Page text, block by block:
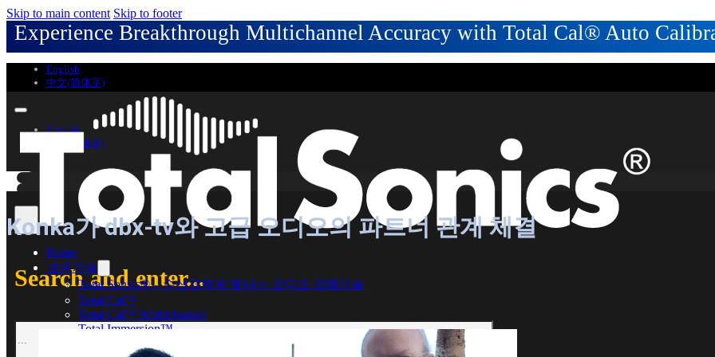
Skip to main content Skip to footer
Experience Breakthrough Multichannel Accuracy with Total Cal® Auto
English
中文(简体字)
English
中文(简体字)
Search and enter...
Search
Home
보유기술
Total Sonics® – 수상경력에 빛나는 오디오 강화기술
Total Cal™
Total Cal™ Multichannel
Total Immersion™
Konka가 dbx-tv와 고급 오디오의 파트너 관계 체결